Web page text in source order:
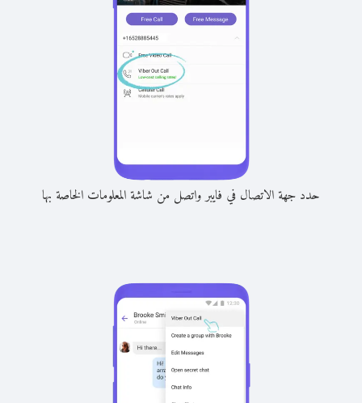
حدد جهة الاتصال في فايبر واتصل من شاشة المعلومات الخاصة بها